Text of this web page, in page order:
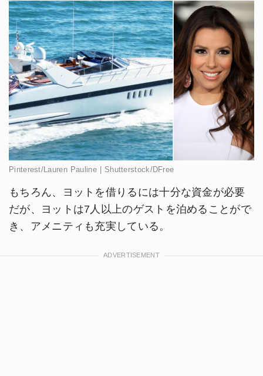
Pinterest/Lauren Pauline | Shutterstock/DFree
もちろん、ヨットを借りるには十分な資金が必要
だが、ヨットは7人以上のゲストを泊めることがで
き、アメニティも充実している。